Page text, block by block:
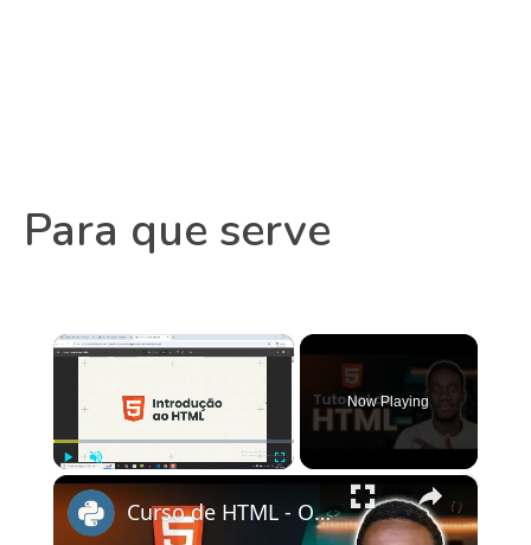
Para que serve
×
Now Playing
×
Curso de HTML - O que é HTML? Instalando o VSCODE